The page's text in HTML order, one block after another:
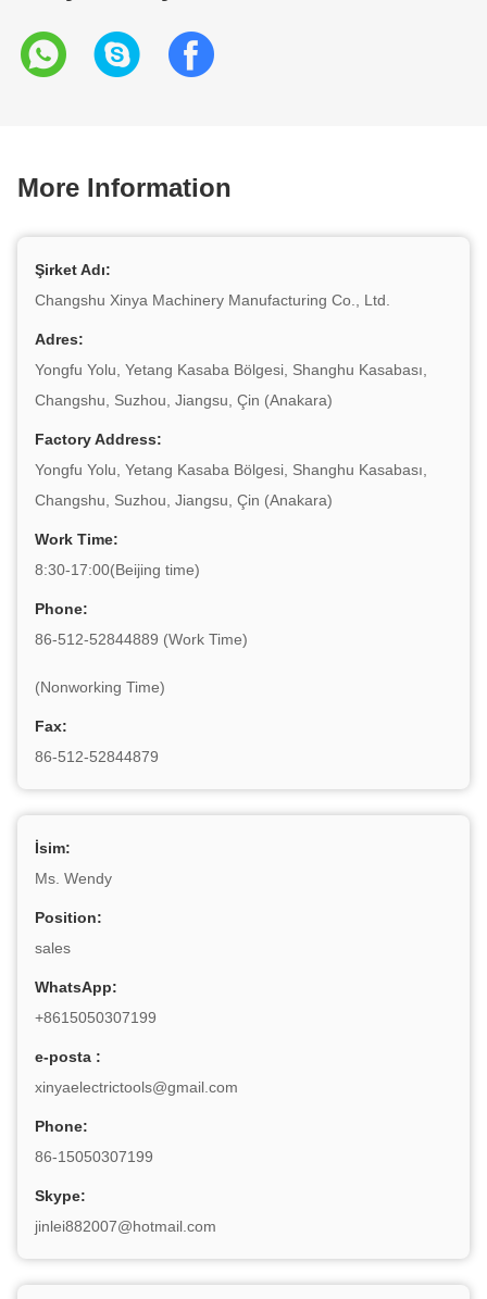
More Information
Şirket Adı:
Changshu Xinya Machinery Manufacturing Co., Ltd.
Adres:
Yongfu Yolu, Yetang Kasaba Bölgesi, Shanghu Kasabası,
Changshu, Suzhou, Jiangsu, Çin (Anakara)
Factory Address:
Yongfu Yolu, Yetang Kasaba Bölgesi, Shanghu Kasabası,
Changshu, Suzhou, Jiangsu, Çin (Anakara)
Work Time:
8:30-17:00(Beijing time)
Phone:
86-512-52844889 (Work Time)
(Nonworking Time)
Fax:
86-512-52844879
İsim:
Ms. Wendy
Position:
sales
WhatsApp:
+8615050307199
e-posta :
xinyaelectrictools@gmail.com
Phone:
86-15050307199
Skype:
jinlei882007@hotmail.com